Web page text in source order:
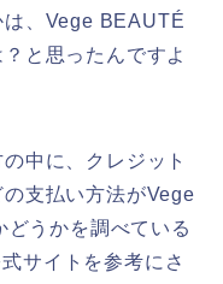
は、Vege BEAUTÉ
と思ったんですよ
中に、クレジット
支払い方法がVege
うかを調べている
サイトを参考にさ